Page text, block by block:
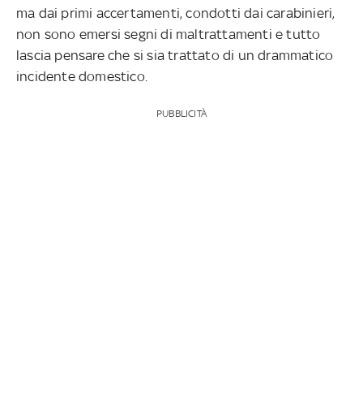
ma dai primi accertamenti, condotti dai carabinieri,
non sono emersi segni di maltrattamenti e tutto
lascia pensare che si sia trattato di un drammatico
incidente domestico.
PUBBLICITÀ